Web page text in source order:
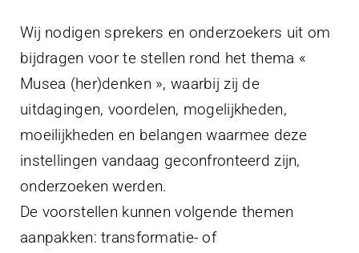
Wij nodigen sprekers en onderzoekers uit om
bijdragen voor te stellen rond het thema «
Musea (her)denken », waarbij zij de
uitdagingen, voordelen, mogelijkheden,
moeilijkheden en belangen waarmee deze
instellingen vandaag geconfronteerd zijn,
onderzoeken werden.
De voorstellen kunnen volgende themen
aanpakken: transformatie- of